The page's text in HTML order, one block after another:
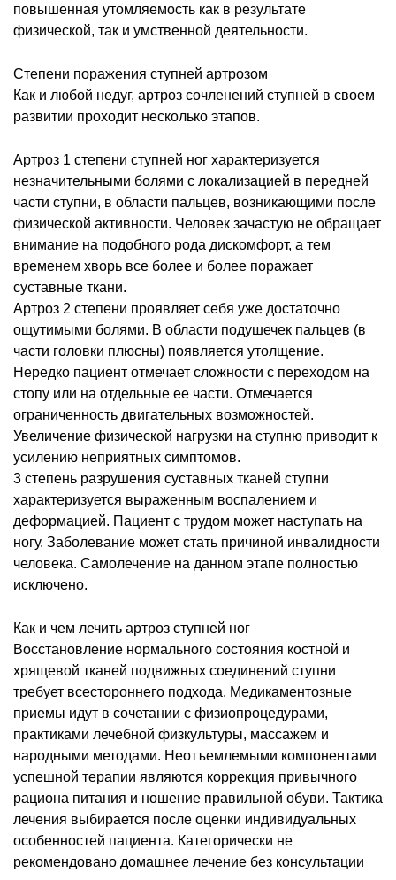
повышенная утомляемость как в результате
физической, так и умственной деятельности.
Степени поражения ступней артрозом
Как и любой недуг, артроз сочленений ступней в своем
развитии проходит несколько этапов.
Артроз 1 степени ступней ног характеризуется
незначительными болями с локализацией в передней
части ступни, в области пальцев, возникающими после
физической активности. Человек зачастую не обращает
внимание на подобного рода дискомфорт, а тем
временем хворь все более и более поражает
суставные ткани.
Артроз 2 степени проявляет себя уже достаточно
ощутимыми болями. В области подушечек пальцев (в
части головки плюсны) появляется утолщение.
Нередко пациент отмечает сложности с переходом на
стопу или на отдельные ее части. Отмечается
ограниченность двигательных возможностей.
Увеличение физической нагрузки на ступню приводит к
усилению неприятных симптомов.
3 степень разрушения суставных тканей ступни
характеризуется выраженным воспалением и
деформацией. Пациент с трудом может наступать на
ногу. Заболевание может стать причиной инвалидности
человека. Самолечение на данном этапе полностью
исключено.
Как и чем лечить артроз ступней ног
Восстановление нормального состояния костной и
хрящевой тканей подвижных соединений ступни
требует всестороннего подхода. Медикаментозные
приемы идут в сочетании с физиопроцедурами,
практиками лечебной физкультуры, массажем и
народными методами. Неотъемлемыми компонентами
успешной терапии являются коррекция привычного
рациона питания и ношение правильной обуви. Тактика
лечения выбирается после оценки индивидуальных
особенностей пациента. Категорически не
рекомендовано домашнее лечение без консультации